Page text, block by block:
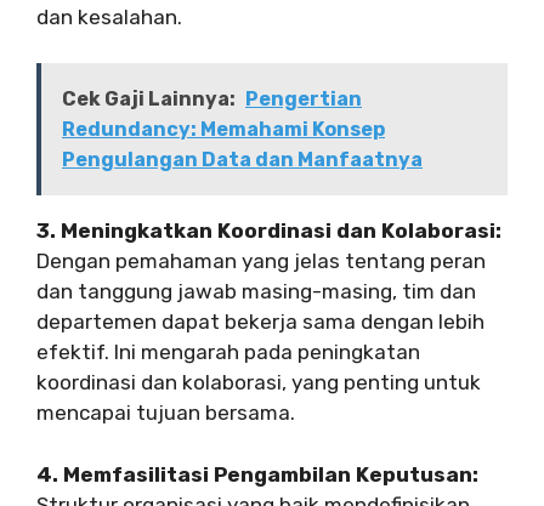
dan kesalahan.
Cek Gaji Lainnya:
Pengertian
Redundancy: Memahami Konsep
Pengulangan Data dan Manfaatnya
3. Meningkatkan Koordinasi dan Kolaborasi:
Dengan pemahaman yang jelas tentang peran
dan tanggung jawab masing-masing, tim dan
departemen dapat bekerja sama dengan lebih
efektif. Ini mengarah pada peningkatan
koordinasi dan kolaborasi, yang penting untuk
mencapai tujuan bersama.
4. Memfasilitasi Pengambilan Keputusan: